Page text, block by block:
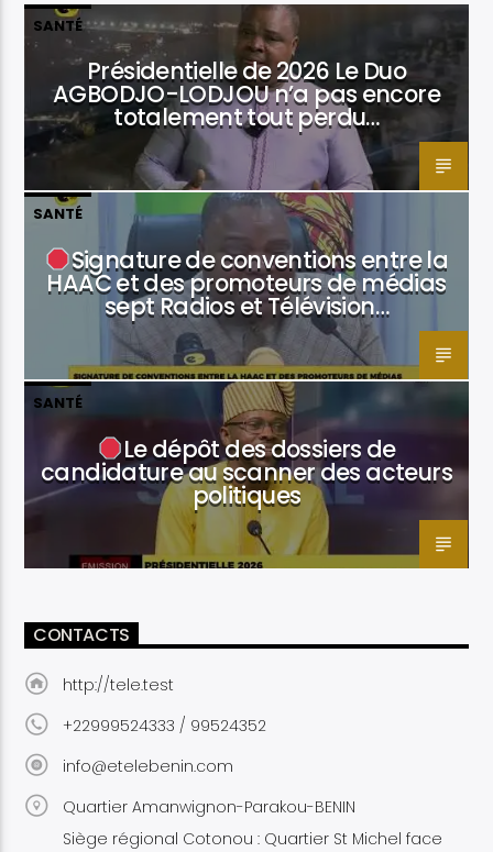
SANTÉ
Présidentielle de 2026 Le Duo
AGBODJO-LODJOU n’a pas encore
totalement tout perdu…
SANTÉ
Signature de conventions entre la
HAAC et des promoteurs de médias
sept Radios et Télévision…
SANTÉ
Le dépôt des dossiers de
candidature au scanner des acteurs
politiques
CONTACTS
http://tele.test
+22999524333 / 99524352
info@etelebenin.com
Quartier Amanwignon-Parakou-BENIN
Siège régional Cotonou : Quartier St Michel face